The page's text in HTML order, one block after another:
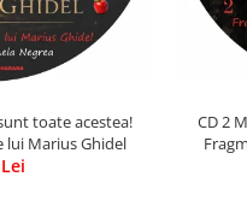
toate acestea!
lui Marius Ghidel
CD 2